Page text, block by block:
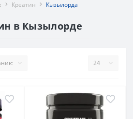
Креатин Кызылорда
в Кызылорде